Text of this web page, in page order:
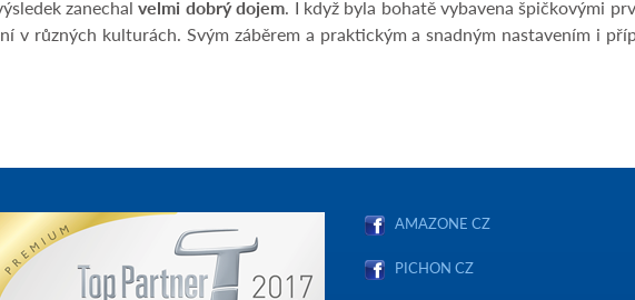
zanechalvelmi dobrý dojem. I když byla bohatě vybavena špičkovými
v různých kulturách. Svým záběrem a praktickým a snadným nastavením i
AMAZONE CZ
PICHON CZ